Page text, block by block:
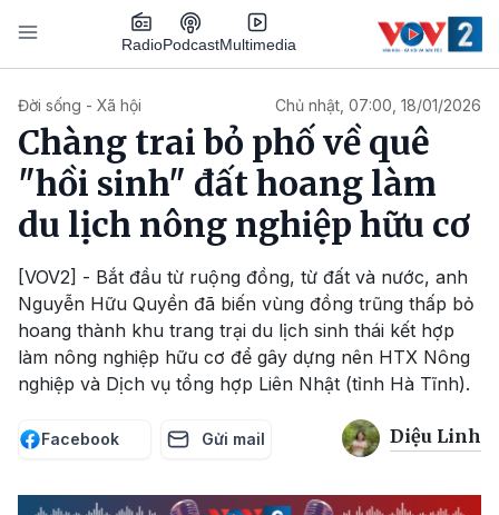
Nhảy đến nội dung
RadioPodcastMultimedia
Đời sống - Xã hội Chủ nhật, 07:00, 18/01/2026
Chàng trai bỏ phố về quê
"hồi sinh" đất hoang làm
du lịch nông nghiệp hữu cơ
[VOV2] - Bắt đầu từ ruộng đồng, từ đất và nước, anh
Nguyễn Hữu Quyền đã biến vùng đồng trũng thấp bỏ
hoang thành khu trang trại du lịch sinh thái kết hợp
làm nông nghiệp hữu cơ để gây dựng nên HTX Nông
nghiệp và Dịch vụ tổng hợp Liên Nhật (tỉnh Hà Tĩnh).
Facebook Gửi mail Diệu Linh